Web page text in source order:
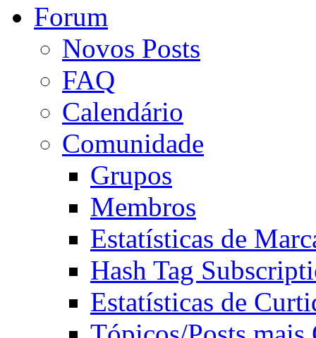
Forum
Novos Posts
FAQ
Calendário
Comunidade
Grupos
Membros
Estatísticas de
Hash Tag
Estatísticas de